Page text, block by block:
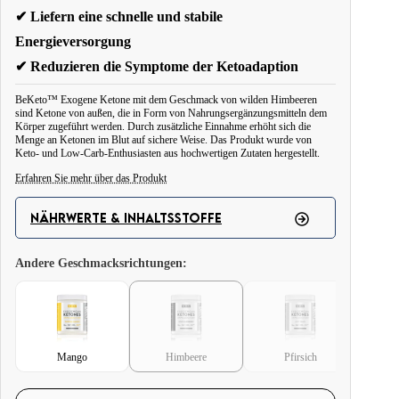
✔ Liefern eine schnelle und stabile
Energieversorgung
✔ Reduzieren die Symptome der Ketoadaption
BeKeto™ Exogene Ketone mit dem Geschmack von wilden Himbeeren
sind Ketone von außen, die in Form von Nahrungsergänzungsmitteln dem
Körper zugeführt werden. Durch zusätzliche Einnahme erhöht sich die
Menge an Ketonen im Blut auf sichere Weise. Das Produkt wurde von
Keto- und Low-Carb-Enthusiasten aus hochwertigen Zutaten hergestellt.
Erfahren Sie mehr über das Produkt
Die Wirkung des täglichen Verzehrs besteht in einem schnellen Anstieg der
Blutkonzentration, dem Schutz vor dem Phänomen der sogenannten Keto-
Grippe und der Versorgung des Körpers mit neuen Kraft- und
Energie und Unterstützung beim Abnehmen. Das Produkt wirkt sich positiv
auf die Gehirnfunktion aus, liefert zusätzliche Energie und unterstützt die
Prozesse der Verbrennung von überschüssigem Fettgewebe und hilft beim
Abnehmen. Die ketogene Diät besteht darin, die Aufnahme von
Körper, Fett in der Leber in Ketonkörper umzuwandeln, die eine langfristige
NÄHRWERTE & INHALTSSTOFFE
Andere Geschmacksrichtungen:
Mango Himbeere Pfirsich